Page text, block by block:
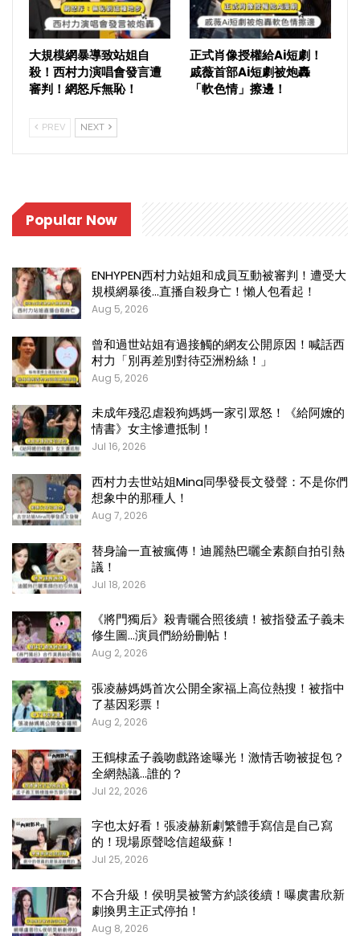
大規模網暴導致站姐自
殺！西村力演唱會發言遭
審判！網怒斥無恥！
正式肖像授權給Ai短劇！
戚薇首部Ai短劇被炮轟
「軟色情」擦邊！
PREV NEXT
Popular Now
ENHYPEN西村力站姐和成員互動被審判！遭受大
規模網暴後…直播自殺身亡！懶人包看起！
Aug 5, 2026
曾和過世站姐有過接觸的網友公開原因！喊話西
村力「別再差別對待亞洲粉絲！」
Aug 5, 2026
未成年殘忍虐殺狗媽媽一家引眾怒！《給阿嬤的
情書》女主慘遭抵制！
Jul 16, 2026
西村力去世站姐Mina同學發長文發聲：不是你們
想象中的那種人！
Aug 7, 2026
替身論一直被瘋傳！迪麗熱巴曬全素顏自拍引熱
議！
Jul 18, 2026
《將門獨后》殺青曬合照後續！被指發孟子義未
修生圖…演員們紛紛刪帖！
Aug 2, 2026
張凌赫媽媽首次公開全家福上高位熱搜！被指中
了基因彩票！
Aug 2, 2026
王鶴棣孟子義吻戲路途曝光！激情舌吻被捉包？
全網熱議…誰的？
Jul 22, 2026
字也太好看！張凌赫新劇繁體手寫信是自己寫
的！現場原聲唸信超級蘇！
Jul 25, 2026
不合升級！侯明昊被警方約談後續！曝虞書欣新
劇換男主正式停拍！
Aug 8, 2026